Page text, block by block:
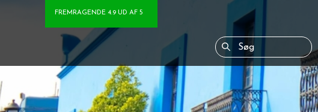
FREMRAGENDE 4.9 UD AF 5